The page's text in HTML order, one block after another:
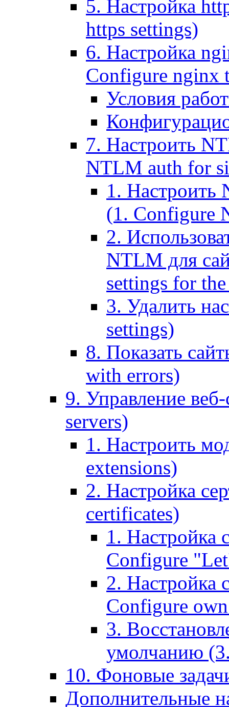
5. Настройка
https settings)
6. Настройка
Configure nginx
Условия
7. Настроить
NTLM auth for
1. Настроить
(1. Configure
2.
NTLM для
settings for
3. Удалить
settings)
8. Показать
with errors)
9. Управление
servers)
1. Настроить
extensions)
2. Настройка
certificates)
1. Настройка
Configure
2. Настройка
Configure
3.
умолчанию
10. Фоновые
Дополнительные